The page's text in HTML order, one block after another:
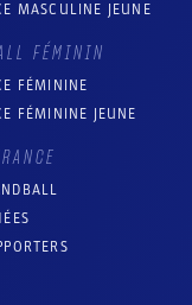
MASCULINE JEUNE
FÉMININ
FÉMININE
FÉMININE JEUNE